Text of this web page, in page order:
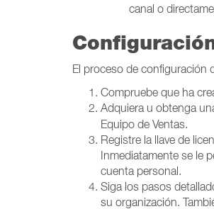
canal o
El proceso de configuración
Compruebe que ha
Adquiera u obtenga
Equipo de Ventas.
Registre la llave de
Inmediatamente se le
cuenta personal.
Siga los pasos
su organización.